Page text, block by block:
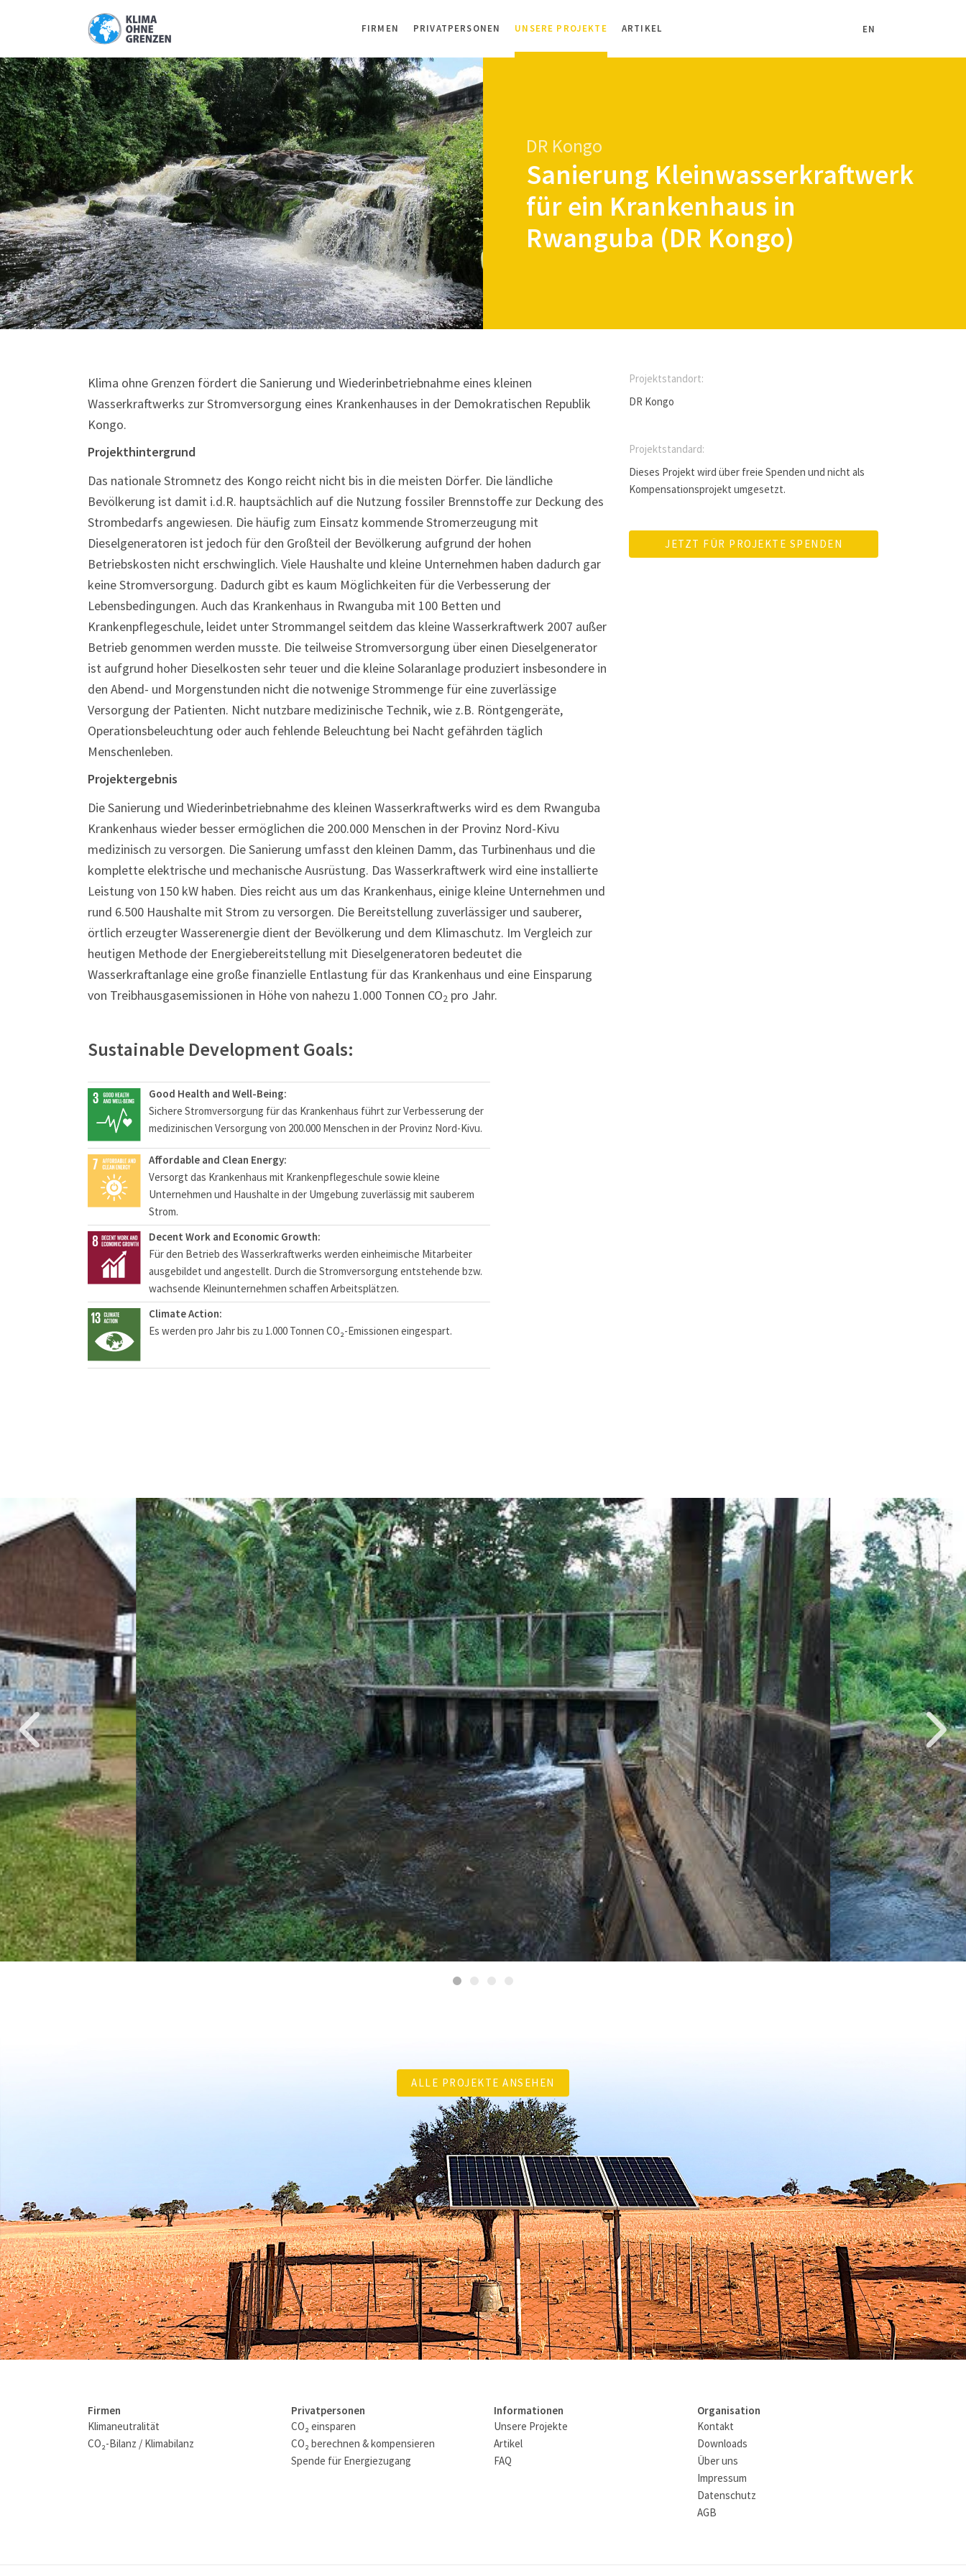
FIRMEN PRIVATPERSONEN UNSERE PROJEKTE ARTIKEL EN
DR Kongo
Sanierung Kleinwasserkraftwerk
für ein Krankenhaus in
Rwanguba (DR Kongo)
Klima ohne Grenzen fördert die Sanierung und Wiederinbetriebnahme eines kleinen
Wasserkraftwerks zur Stromversorgung eines Krankenhauses in der Demokratischen Republik
Kongo.
Projekthintergrund
Das nationale Stromnetz des Kongo reicht nicht bis in die meisten Dörfer. Die ländliche
Bevölkerung ist damit i.d.R. hauptsächlich auf die Nutzung fossiler Brennstoffe zur Deckung des
Strombedarfs angewiesen. Die häufig zum Einsatz kommende Stromerzeugung mit
Dieselgeneratoren ist jedoch für den Großteil der Bevölkerung aufgrund der hohen
Betriebskosten nicht erschwinglich. Viele Haushalte und kleine Unternehmen haben dadurch gar
keine Stromversorgung. Dadurch gibt es kaum Möglichkeiten für die Verbesserung der
Lebensbedingungen. Auch das Krankenhaus in Rwanguba mit 100 Betten und
Krankenpflegeschule, leidet unter Strommangel seitdem das kleine Wasserkraftwerk 2007 außer
Betrieb genommen werden musste. Die teilweise Stromversorgung über einen Dieselgenerator
ist aufgrund hoher Dieselkosten sehr teuer und die kleine Solaranlage produziert insbesondere in
den Abend- und Morgenstunden nicht die notwenige Strommenge für eine zuverlässige
Versorgung der Patienten. Nicht nutzbare medizinische Technik, wie z.B. Röntgengeräte,
Operationsbeleuchtung oder auch fehlende Beleuchtung bei Nacht gefährden täglich
Menschenleben.
Projektergebnis
Die Sanierung und Wiederinbetriebnahme des kleinen Wasserkraftwerks wird es dem Rwanguba
Krankenhaus wieder besser ermöglichen die 200.000 Menschen in der Provinz Nord-Kivu
medizinisch zu versorgen. Die Sanierung umfasst den kleinen Damm, das Turbinenhaus und die
komplette elektrische und mechanische Ausrüstung. Das Wasserkraftwerk wird eine installierte
Leistung von 150 kW haben. Dies reicht aus um das Krankenhaus, einige kleine Unternehmen und
rund 6.500 Haushalte mit Strom zu versorgen. Die Bereitstellung zuverlässiger und sauberer,
örtlich erzeugter Wasserenergie dient der Bevölkerung und dem Klimaschutz. Im Vergleich zur
heutigen Methode der Energiebereitstellung mit Dieselgeneratoren bedeutet die
Wasserkraftanlage eine große finanzielle Entlastung für das Krankenhaus und eine Einsparung
von Treibhausgasemissionen in Höhe von nahezu 1.000 Tonnen CO2 pro Jahr.
Sustainable Development Goals:
Good Health and Well-Being:
Sichere Stromversorgung für das Krankenhaus führt zur Verbesserung der
medizinischen Versorgung von 200.000 Menschen in der Provinz Nord-Kivu.
Affordable and Clean Energy:
Versorgt das Krankenhaus mit Krankenpflegeschule sowie kleine
Unternehmen und Haushalte in der Umgebung zuverlässig mit sauberem
Strom.
Decent Work and Economic Growth:
Für den Betrieb des Wasserkraftwerks werden einheimische Mitarbeiter
ausgebildet und angestellt. Durch die Stromversorgung entstehende bzw.
wachsende Kleinunternehmen schaffen Arbeitsplätzen.
Climate Action:
Es werden pro Jahr bis zu 1.000 Tonnen CO₂-Emissionen eingespart.
Projektstandort:
DR Kongo
Projektstandard:
Dieses Projekt wird über freie Spenden und nicht als
Kompensationsprojekt umgesetzt.
JETZT FÜR PROJEKTE SPENDEN
ALLE PROJEKTE ANSEHEN
Firmen
Klimaneutralität
CO₂-Bilanz / Klimabilanz
Privatpersonen
CO₂ einsparen
CO₂ berechnen & kompensieren
Spende für Energiezugang
Informationen
Unsere Projekte
Artikel
FAQ
Organisation
Kontakt
Downloads
Über uns
Impressum
Datenschutz
AGB